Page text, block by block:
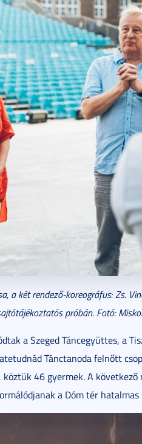
a két rendező-koreográfus: Zs.
próbán. Fotó:
a Szeged Táncegyüttes, a
Tánctanoda felnőtt
, köztük 46 gyermek. A
a Dóm tér hatalmas